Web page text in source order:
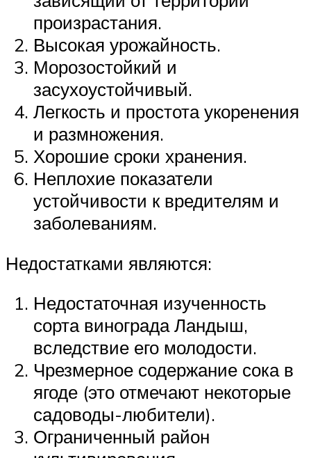
произрастания.
Высокая урожайность.
Морозостойкий и
засухоустойчивый.
Легкость и простота укоренения
и размножения.
Хорошие сроки хранения.
Неплохие показатели
устойчивости к вредителям и
заболеваниям.
Недостатками являются:
Недостаточная изученность
сорта винограда Ландыш,
вследствие его молодости.
Чрезмерное содержание сока в
ягоде (это отмечают некоторые
садоводы-любители).
Ограниченный район